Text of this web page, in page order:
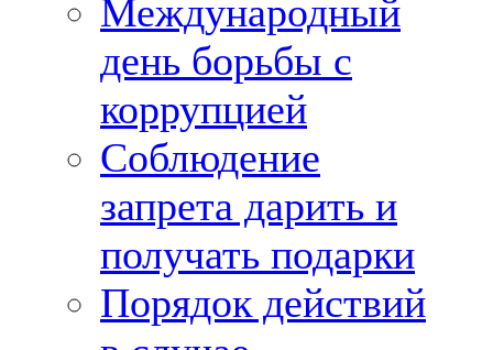
Международный
день борьбы с
коррупцией
Соблюдение
запрета дарить и
получать подарки
Порядок действий